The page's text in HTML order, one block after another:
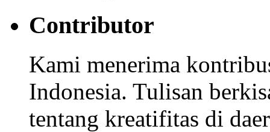
Contributor
Kami menerima
Indonesia. Tulisan
tentang kreatifitas di